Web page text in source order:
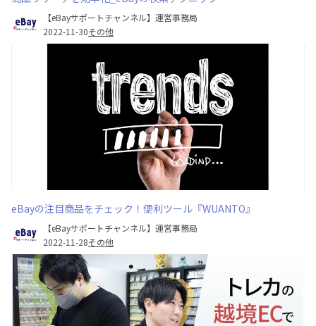
【eBayサポートチャンネル】運営事務局
2022-11-30その他
eBayの注目商品をチェック！便利ツール『WUANTO』
【eBayサポートチャンネル】運営事務局
2022-11-28その他